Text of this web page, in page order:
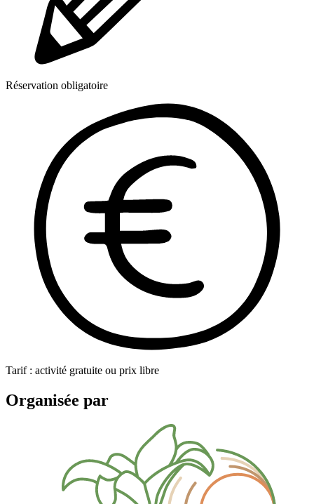
Réservation obligatoire
Tarif : activité gratuite ou prix libre
Organisée par